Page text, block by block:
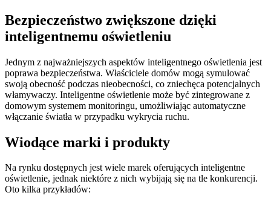
Bezpieczeństwo zwiększone dzięki
inteligentnemu oświetleniu
Jednym z najważniejszych aspektów inteligentnego oświetlenia jest
poprawa bezpieczeństwa. Właściciele domów mogą symulować
swoją obecność podczas nieobecności, co zniechęca potencjalnych
włamywaczy. Inteligentne oświetlenie może być zintegrowane z
domowym systemem monitoringu, umożliwiając automatyczne
włączanie światła w przypadku wykrycia ruchu.
Wiodące marki i produkty
Na rynku dostępnych jest wiele marek oferujących inteligentne
oświetlenie, jednak niektóre z nich wybijają się na tle konkurencji.
Oto kilka przykładów: